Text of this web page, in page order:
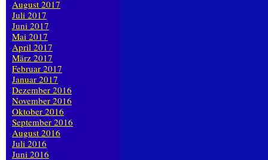
August 2017
Juli 2017
Juni 2017
Mai 2017
April 2017
März 2017
Februar 2017
Januar 2017
Dezember 2016
November 2016
Oktober 2016
September 2016
August 2016
Juli 2016
Juni 2016